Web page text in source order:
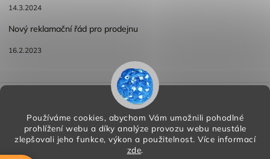
Používáme cookies, abychom Vám umožnili pohodlné
prohlížení webu a díky analýze provozu webu neustále
zlepšovali jeho funkce, výkon a použitelnost. Více informací
zde.
14.3.2024
Nový reklamační řád pro prodejnu
16.2.2023
Reklamace a vracení zboží
Podmínky ochrany osobních údajů
Copyright 2026 HORA PP s.r.o.